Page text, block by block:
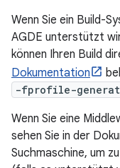
Wenn Sie ein Build-
AGDE unterstützt
können Ihren Build
Dokumentation
-fprofile-
Wenn Sie eine
sehen Sie in der
Suchmaschine, um